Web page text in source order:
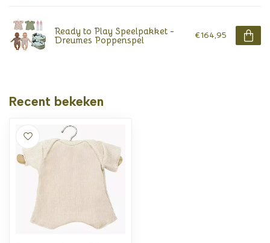
Ready to Play Speelpakket -
Dreumes Poppenspel €164,95
Recent bekeken